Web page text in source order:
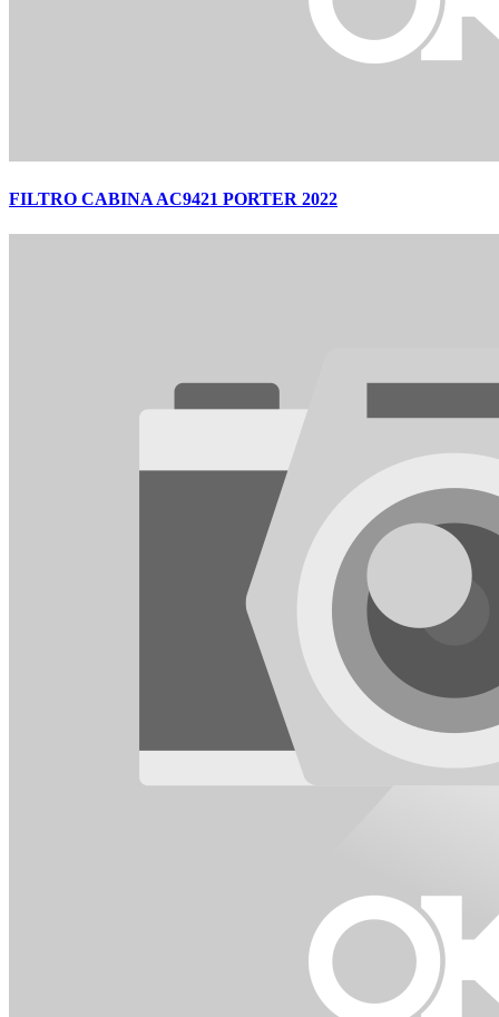
FILTRO CABINA AC9421 PORTER 2022